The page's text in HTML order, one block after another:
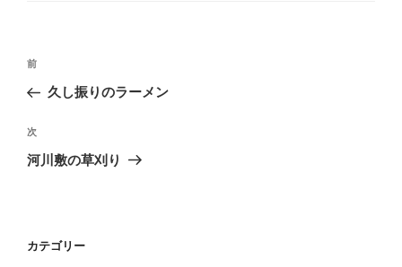
投
ビ
ゲ
ン
過
去
投
稿
前
久し振りのラーメン
次
の
次
河川敷の草刈り
カテゴリー